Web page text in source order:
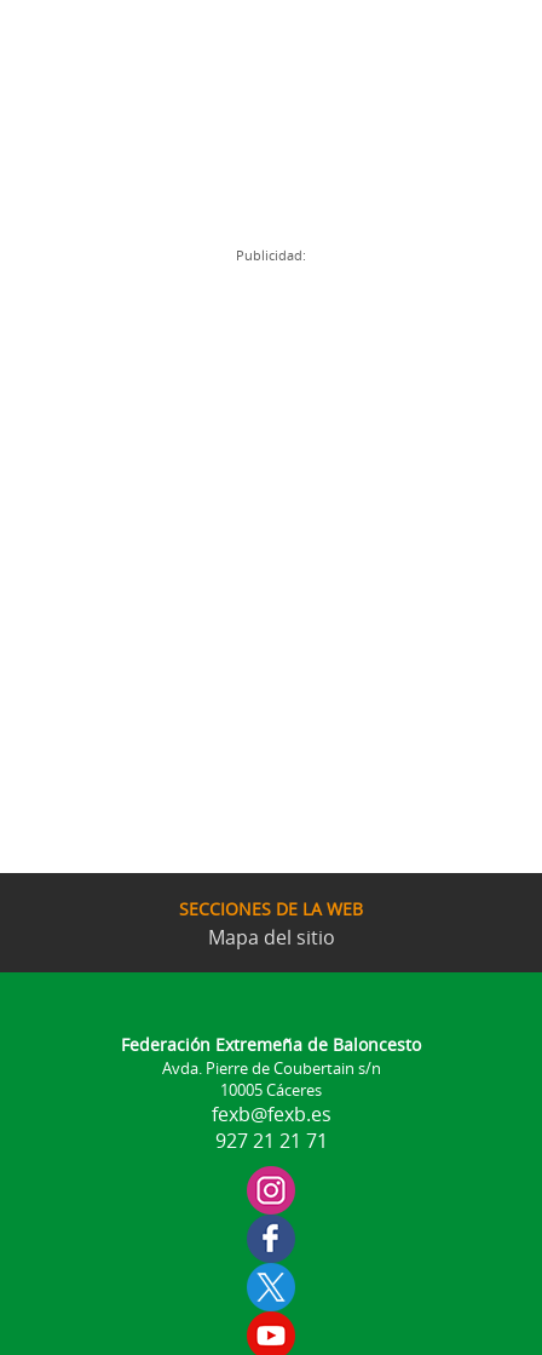
Publicidad:
SECCIONES DE LA WEB
Mapa del sitio
Federación Extremeña de Baloncesto
Avda. Pierre de Coubertain s/n
10005 Cáceres
fexb@fexb.es
927 21 21 71